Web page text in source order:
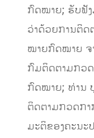
ກົດໝາຍ; ຮັບຟັງ
ວ່າດ້ວຍການຕິດ
ໝາຍກົດໝາຍ ຈ
ກົມຕິດຕາມກວດ
ກົດໝາຍ; ທ່ານ
ຕິດຕາມກວດກາ
ມະຕິຂອງຄະນະ